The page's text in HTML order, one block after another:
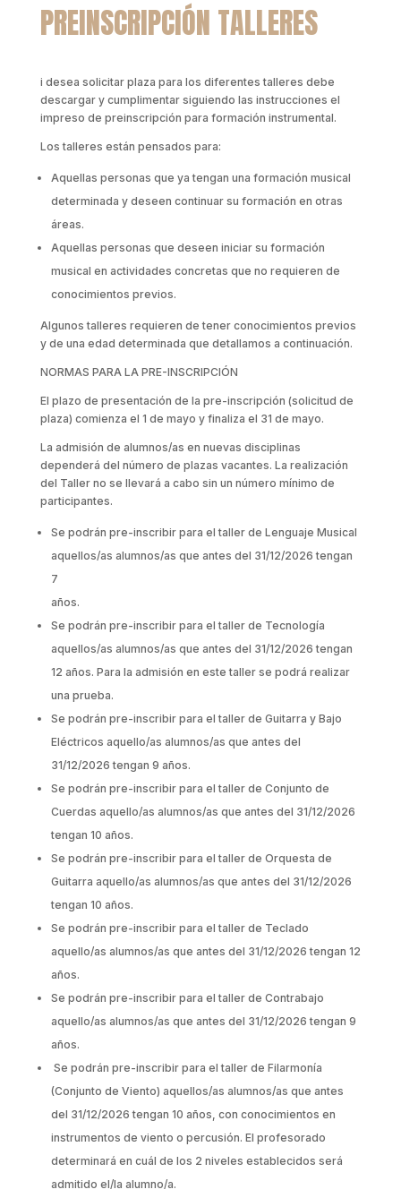
PREINSCRIPCIÓN TALLERES
i desea solicitar plaza para los diferentes talleres debe
descargar y cumplimentar siguiendo las instrucciones el
impreso de preinscripción para formación instrumental.
Los talleres están pensados para:
Aquellas personas que ya tengan una formación musical
determinada y deseen continuar su formación en otras
áreas.
Aquellas personas que deseen iniciar su formación
musical en actividades concretas que no requieren de
conocimientos previos.
Algunos talleres requieren de tener conocimientos previos
y de una edad determinada que detallamos a continuación.
NORMAS PARA LA PRE-INSCRIPCIÓN
El plazo de presentación de la pre-inscripción (solicitud de
plaza) comienza el 1 de mayo y finaliza el 31 de mayo.
La admisión de alumnos/as en nuevas disciplinas
dependerá del número de plazas vacantes. La realización
del Taller no se llevará a cabo sin un número mínimo de
participantes.
Se podrán pre-inscribir para el taller de Lenguaje Musical
aquellos/as alumnos/as que antes del 31/12/2026 tengan
7
años.
Se podrán pre-inscribir para el taller de Tecnología
aquellos/as alumnos/as que antes del 31/12/2026 tengan
12 años. Para la admisión en este taller se podrá realizar
una prueba.
Se podrán pre-inscribir para el taller de Guitarra y Bajo
Eléctricos aquello/as alumnos/as que antes del
31/12/2026 tengan 9 años.
Se podrán pre-inscribir para el taller de Conjunto de
Cuerdas aquello/as alumnos/as que antes del 31/12/2026
tengan 10 años.
Se podrán pre-inscribir para el taller de Orquesta de
Guitarra aquello/as alumnos/as que antes del 31/12/2026
tengan 10 años.
Se podrán pre-inscribir para el taller de Teclado
aquello/as alumnos/as que antes del 31/12/2026 tengan 12
años.
Se podrán pre-inscribir para el taller de Contrabajo
aquello/as alumnos/as que antes del 31/12/2026 tengan 9
años.
Se podrán pre-inscribir para el taller de Filarmonía
(Conjunto de Viento) aquellos/as alumnos/as que antes
del 31/12/2026 tengan 10 años, con conocimientos en
instrumentos de viento o percusión. El profesorado
determinará en cuál de los 2 niveles establecidos será
admitido el/la alumno/a.